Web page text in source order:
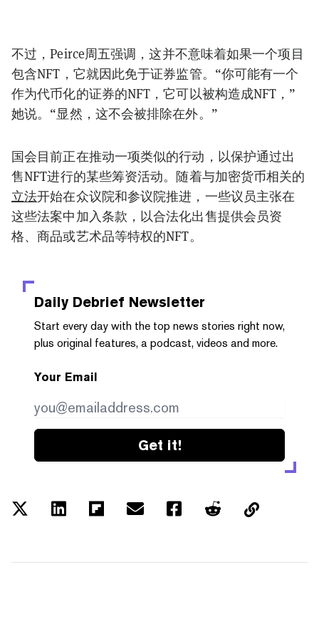
不过，Peirce周五强调，这并不意味着如果一个项目
包含NFT，它就因此免于证券监管。“你可能有一个
作为代币化的证券的NFT，它可以被构造成NFT，”
她说。“显然，这不会被排除在外。”
国会目前正在推动一项类似的行动，以保护通过出
售NFT进行的某些筹资活动。随着与加密货币相关的
立法开始在众议院和参议院推进，一些议员主张在
这些法案中加入条款，以合法化出售提供会员资
格、商品或艺术品等特权的NFT。
Daily Debrief Newsletter
Start every day with the top news stories right now,
plus original features, a podcast, videos and more.
Your Email
Get it!